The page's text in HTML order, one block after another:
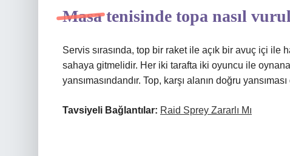
Masa tenisinde topa nasıl
Servis sırasında, top bir raket ile açık bir avuç içi ile
sahaya gitmelidir. Her iki tarafta iki oyuncu ile
yansımasındandır. Top, karşı alanın doğru
Tavsiyeli Bağlantılar: Raid Sprey Zararlı Mı